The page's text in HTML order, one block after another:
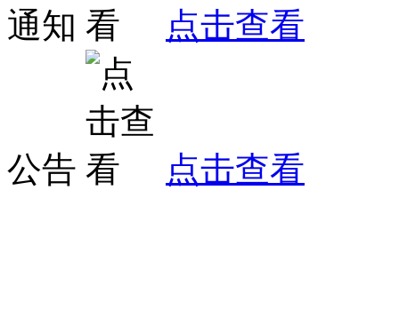
通知 点击查看
公告 点击查看